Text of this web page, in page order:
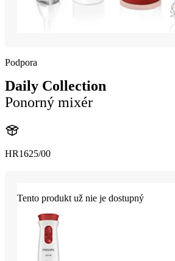
Podpora
Daily Collection
Ponorný mixér
HR1625/00
Tento produkt už nie je dostupný